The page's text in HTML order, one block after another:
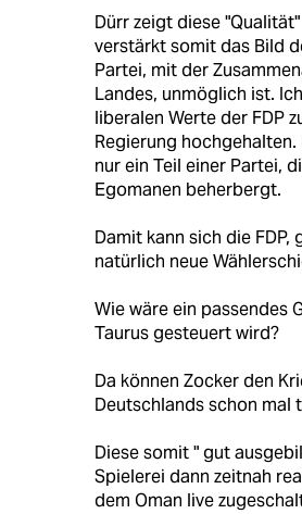
Dürr zeigt diese
verstärkt somit das Bild
Partei, mit der
Landes, unmöglich ist.
liberalen Werte der FDP
Regierung
nur ein Teil einer Partei,
Egomanen beherbergt.
Damit kann sich die FDP,
natürlich neue
Wie wäre ein passendes
Taurus gesteuert wird?
Da können Zocker den
Deutschlands schon mal
Diese somit " gut
Spielerei dann zeitnah
dem Oman live